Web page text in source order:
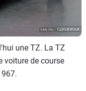
une TZ. La TZ
voiture de course